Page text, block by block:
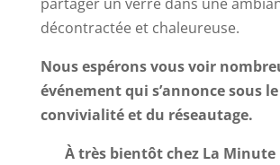
décontractée et chaleureuse.
Nous espérons vous voir
événement qui s’annonce sous
convivialité et du réseautage.
À très bientôt chez La Minute